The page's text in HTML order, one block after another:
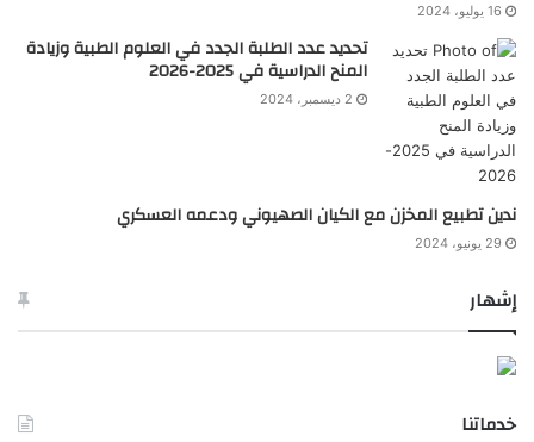
16 يوليو، 2024
تحديد عدد الطلبة الجدد في العلوم الطبية وزيادة
المنح الدراسية في 2025-2026
2 ديسمبر، 2024
ندين تطبيع المخزن مع الكيان الصهيوني ودعمه العسكري
29 يونيو، 2024
إشهار
خدماتنا